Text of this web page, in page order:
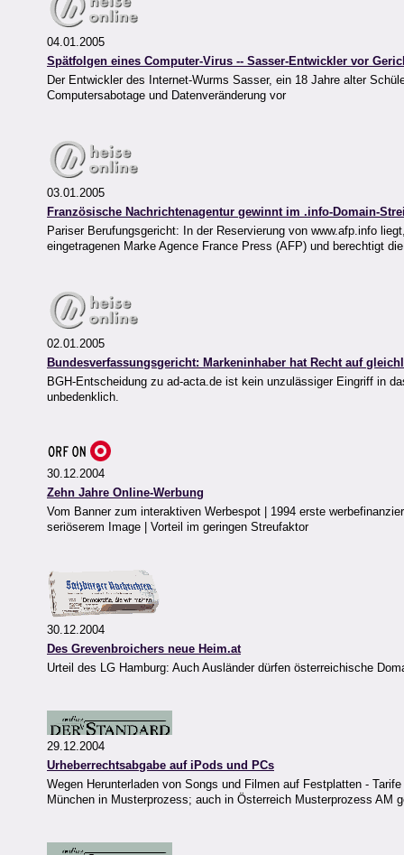
04.01.2005
Spätfolgen eines Computer-Virus -- Sasser-Entwickler vor
Der Entwickler des Internet-Wurms Sasser, ein 18 Jahre alter
Computersabotage und Datenveränderung vor
03.01.2005
Französische Nachrichtenagentur gewinnt im .info-Domain-
Pariser Berufungsgericht: In der Reservierung von www.afp.info
eingetragenen Marke Agence France Press (AFP) und berechtigt
02.01.2005
Bundesverfassungsgericht: Markeninhaber hat Recht auf
BGH-Entscheidung zu ad-acta.de ist kein unzulässiger Eingriff in
unbedenklich.
30.12.2004
Zehn Jahre Online-Werbung
Vom Banner zum interaktiven Werbespot | 1994 erste
seriöserem Image | Vorteil im geringen Streufaktor
30.12.2004
Des Grevenbroichers neue Heim.at
Urteil des LG Hamburg: Auch Ausländer dürfen österreichische
29.12.2004
Urheberrechtsabgabe auf iPods und PCs
Wegen Herunterladen von Songs und Filmen auf Festplatten -
München in Musterprozess; auch in Österreich Musterprozess AM